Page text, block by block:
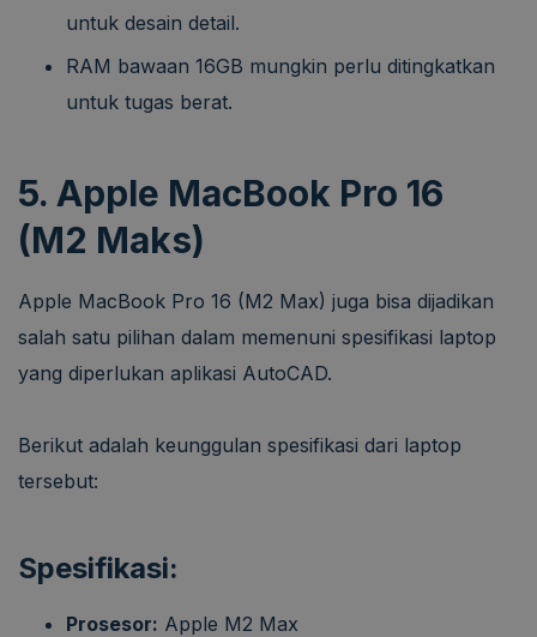
untuk desain detail.
RAM bawaan 16GB mungkin perlu ditingkatkan
untuk tugas berat.
5. Apple MacBook Pro 16
(M2 Maks)
Apple MacBook Pro 16 (M2 Max) juga bisa dijadikan
salah satu pilihan dalam memenuni spesifikasi laptop
yang diperlukan aplikasi AutoCAD.
Berikut adalah keunggulan spesifikasi dari laptop
tersebut:
Spesifikasi:
Prosesor: Apple M2 Max